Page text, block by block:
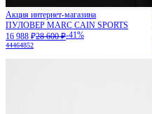
Акция интернет-магазина
ПУЛОВЕР MARC CAIN SPORTS
16 988 ₽28 600 ₽-41%
44464852